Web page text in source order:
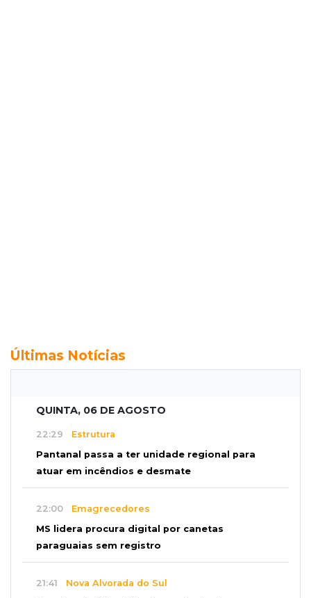
Últimas Notícias
QUINTA, 06 DE AGOSTO
22:29 Estrutura
Pantanal passa a ter unidade regional para
atuar em incêndios e desmate
22:00 Emagrecedores
MS lidera procura digital por canetas
paraguaias sem registro
21:41 Nova Alvorada do Sul